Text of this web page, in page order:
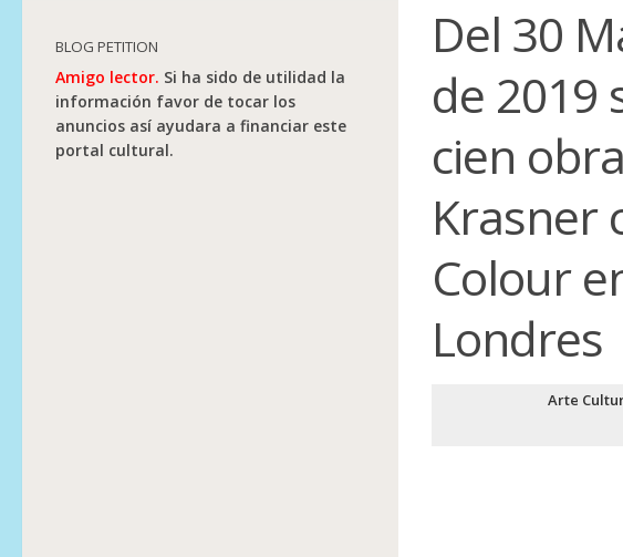
Del 30
de 2019
cien
Krasner
Colour
Londres
Arte
BLOG PETITION
Amigo lector. Si ha sido de utilidad la
información favor de tocar los
anuncios así ayudara a financiar este
portal cultural.